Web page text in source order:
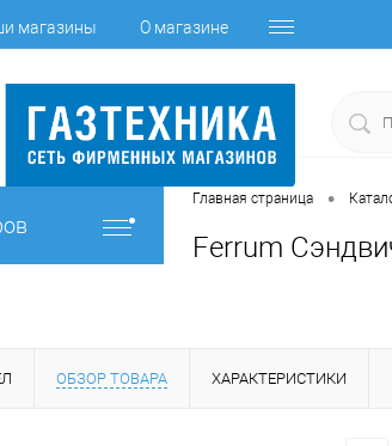
магазины О магазине
Главная страница •
Ferrum
ОБЗОР ТОВАРА ХАРАКТЕРИСТИКИ